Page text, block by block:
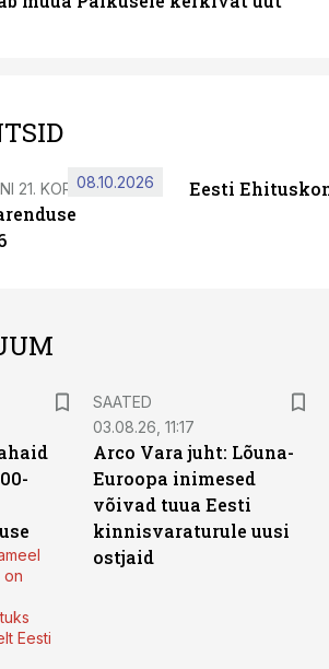
21. KORRUSEL
08.10.2026 Eesti
on
Eesti
SAATED
03.08.26, 11:17
Arco Vara juht: Lõuna-
Euroopa inimesed
võivad tuua Eesti
kinnisvaraturule uusi
ostjaid